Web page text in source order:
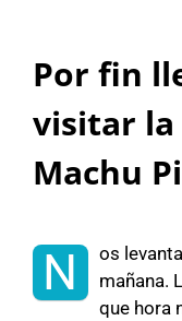
Por fin
visitar la
Machu
N
os
mañana.
que hora